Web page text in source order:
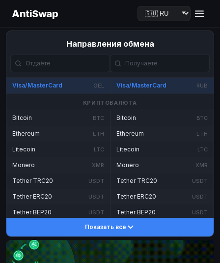
AntiSwap
Направления обмена
Visa/MasterCard GEL Visa/MasterCard RUB
КРИПТОВАЛЮТА
Bitcoin BTC
Ethereum ETH
Litecoin LTC
Monero XMR
Tether TRC20 USDT
Tether ERC20 USDT
Tether BEP20 USDT
DASH
Toncoin TON
Dogecoin DOGE
Bitcoin BTC
Ethereum ETH
Litecoin LTC
Monero XMR
Tether TRC20 USDT
Tether ERC20 USDT
Tether BEP20 USDT
DASH
Toncoin TON
Dogecoin DOGE
Показать все